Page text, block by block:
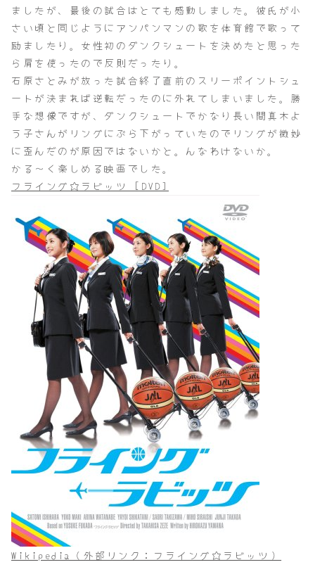
ましたが、最後の試合はとても感動しました。彼氏が小
さい頃と同じようにアンパンマンの歌を体育館で歌って
励ましたり。女性初のダンクシュートを決めたと思った
ら肩を使ったので反則だったり。
石原さとみが放った試合終了直前のスリーポイントシュ
ートが決まれば逆転だったのに外れてしまいました。勝
手な想像ですが、ダンクシュートでかなり長い間真木よ
う子さんがリングにぶら下がっていたのでリングが微妙
に歪んだのが原因ではないかと。んなわけないか。
かる～く楽しめる映画でした。
フライング☆ラビッツ [DVD]
Wikipedia（外部リンク：フライング☆ラビッツ）